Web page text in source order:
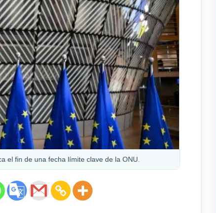
el fin de una fecha límite clave de la ONU.